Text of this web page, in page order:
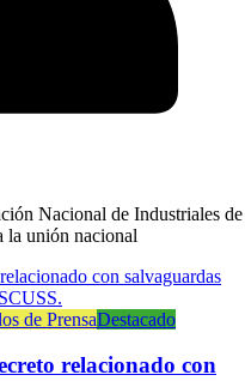
Nacional de Industriales de
unión nacional
de PrensaDestacado
relacionado con